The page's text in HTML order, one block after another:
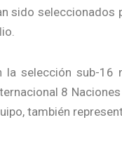
sido seleccionados
la selección sub-16
8
también